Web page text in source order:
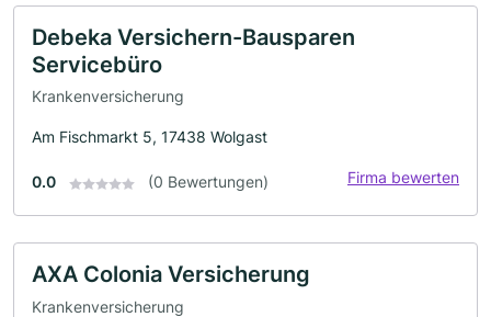
Debeka Versichern-Bausparen
Servicebüro
Krankenversicherung
Am Fischmarkt 5, 17438 Wolgast
0.0 (0 Bewertungen) Firma bewerten
AXA Colonia Versicherung
Krankenversicherung